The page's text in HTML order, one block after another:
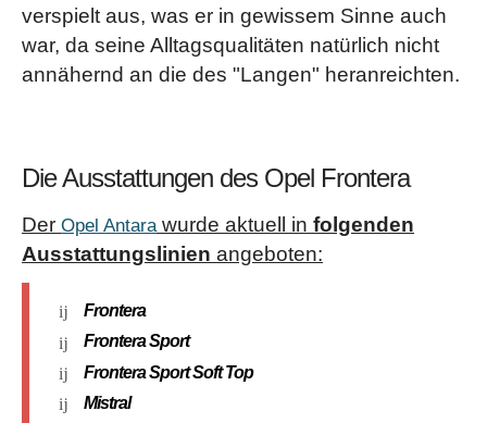
verspielt aus, was er in gewissem Sinne auch
war, da seine Alltagsqualitäten natürlich nicht
annähernd an die des "Langen" heranreichten.
Die Ausstattungen des Opel Frontera
Der Opel Antara wurde aktuell in folgenden
Ausstattungslinien angeboten:
Frontera
Frontera Sport
Frontera Sport Soft Top
Mistral